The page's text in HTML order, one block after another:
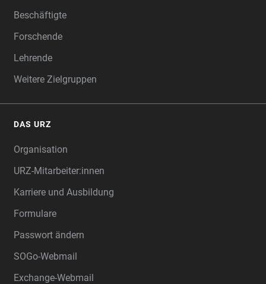
Beschäftigte
Forschende
Lehrende
Weitere Zielgruppen
DAS URZ
Organisation
URZ-Mitarbeiter:innen
Karriere und Ausbildung
Formulare
Passwort ändern
SOGo-Webmail
Exchange-Webmail